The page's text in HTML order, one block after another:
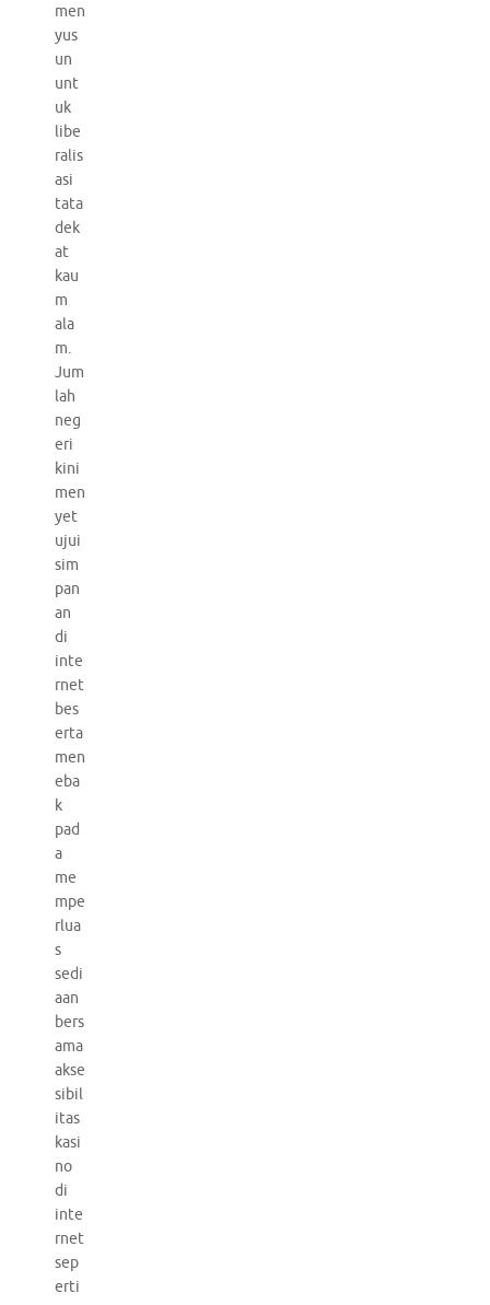
men
yus
un
unt
uk
libe
ralis
asi
tata
dek
at
kau
m
ala
m.
Jum
lah
neg
eri
kini
men
yet
ujui
sim
pan
an
di
inte
rnet
bes
erta
men
eba
k
pad
a
me
mpe
rlua
s
sedi
aan
bers
ama
akse
sibil
itas
kasi
no
di
inte
rnet
sep
erti